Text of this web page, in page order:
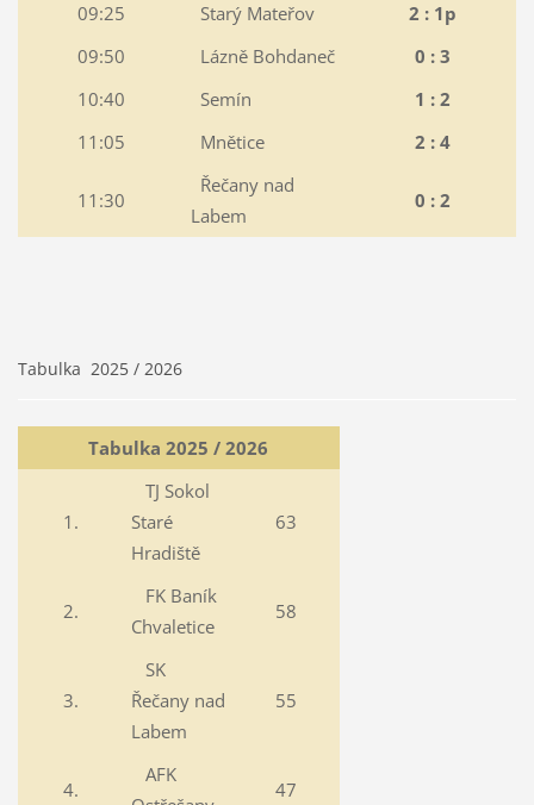
09:25
Starý Mateřov
2 : 1p
09:50
Lázně Bohdaneč
0 : 3
10:40
Semín
1 : 2
11:05
Mnětice 2 : 4
11:30
Řečany nad
Labem
0 : 2
Tabulka 2025 / 2026
Tabulka 2025 / 2026
1.
TJ Sokol
Staré
Hradiště
63
2.
FK Baník
Chvaletice
58
3.
SK
Řečany nad
Labem
55
4.
AFK
47